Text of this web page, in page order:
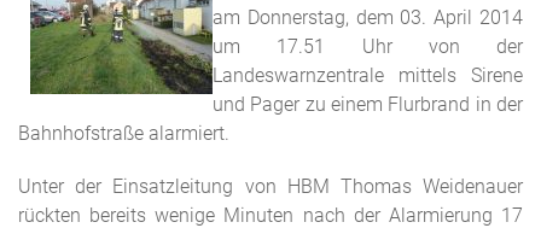
am Donnerstag, dem 03. April 2014
um 17.51 Uhr von der
Landeswarnzentrale mittels Sirene
und Pager zu einem Flurbrand in der
Bahnhofstraße alarmiert.
Unter der Einsatzleitung von HBM Thomas Weidenauer
rückten bereits wenige Minuten nach der Alarmierung 17